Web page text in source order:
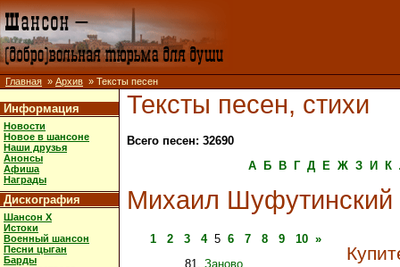
Главная » Архив » Тексты песен
Информация
Новости
Новое в шансоне
Наши друзья
Анонсы
Афиша
Награды
Дискография
Шансон X
Истоки
Военный шансон
Песни цыган
Барды
Тексты песен, стихи
Всего песен: 32690
А
Б В Г Д Е Ж З И К
Михаил Шуфутинский
1 2 3 45 6 7 8 9 10 »
Заново